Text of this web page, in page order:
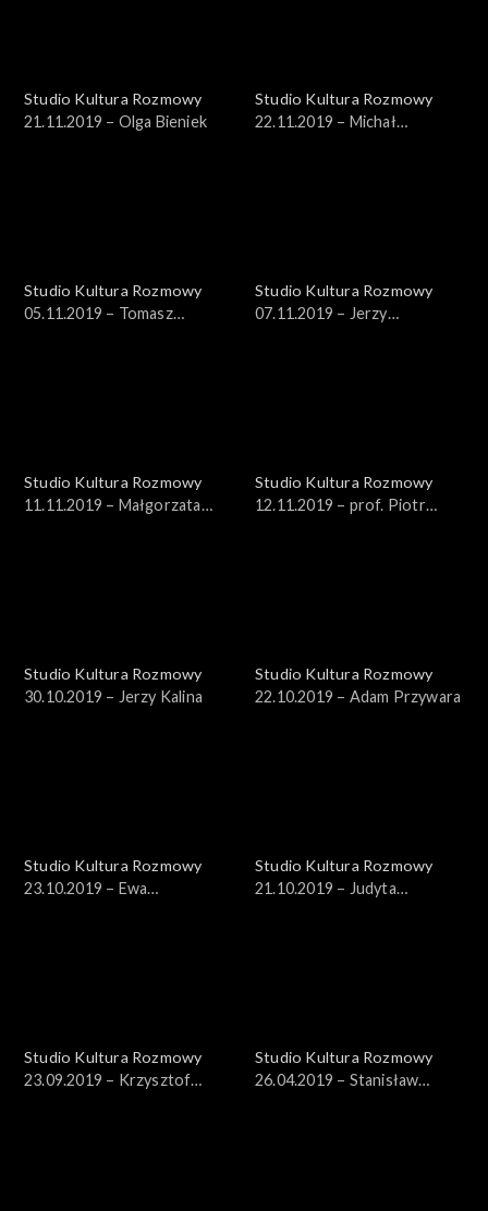
Studio Kultura Rozmowy
21.11.2019 – Olga Bieniek
Studio Kultura Rozmowy
22.11.2019 – Michał
Studio Kultura Rozmowy
05.11.2019 – Tomasz
Studio Kultura Rozmowy
07.11.2019 – Jerzy
Studio Kultura Rozmowy
11.11.2019 – Małgorzata
Studio Kultura Rozmowy
12.11.2019 – prof. Piotr
Studio Kultura Rozmowy
30.10.2019 – Jerzy Kalina
Studio Kultura Rozmowy
22.10.2019 – Adam Przywara
Studio Kultura Rozmowy
23.10.2019 – Ewa
Studio Kultura Rozmowy
21.10.2019 – Judyta
Studio Kultura Rozmowy
23.09.2019 – Krzysztof
Studio Kultura Rozmowy
26.04.2019 – Stanisław